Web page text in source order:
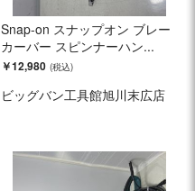
Snap-on スナップオン ブレー
カーバー スピンナーハン...
￥12,980
ビッグバン工具館旭川末広店